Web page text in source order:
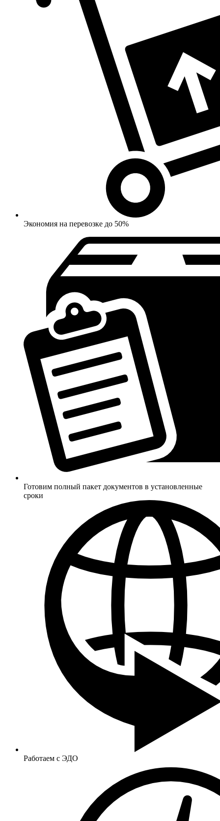
Экономия на перевозке до 50%
Готовим полный пакет документов в установленные
сроки
Работаем с ЭДО